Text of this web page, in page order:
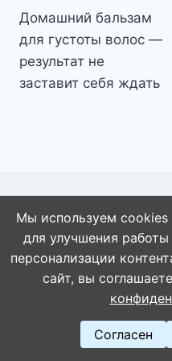
по
записям
Домашний бальзам
для густоты волос —
результат не
заставит себя ждать
Похожие
Мы используем cookies
для улучшения
персонализации
сайт, вы
Согласен